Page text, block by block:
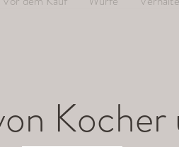
Kocher